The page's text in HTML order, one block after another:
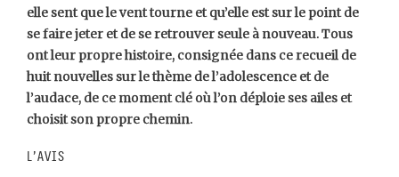
elle sent que le vent tourne et qu’elle est sur le point de
se faire jeter et de se retrouver seule à nouveau. Tous
ont leur propre histoire, consignée dans ce recueil de
huit nouvelles sur le thème de l’adolescence et de
l’audace, de ce moment clé où l’on déploie ses ailes et
choisit son propre chemin.
L’avis